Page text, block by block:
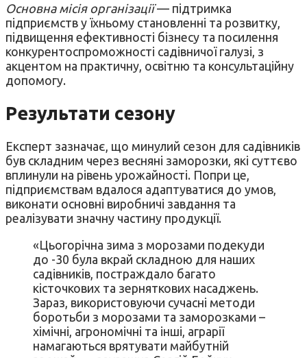
Основна місія організації— підтримка
підприємств у їхньому становленні та розвитку,
підвищення ефективності бізнесу та посилення
конкурентоспроможності садівничої галузі, з
акцентом на практичну, освітню та консультаційну
допомогу.
Результати сезону
Експерт зазначає, що минулий сезон для садівників
був складним через весняні заморозки, які суттєво
вплинули на рівень урожайності. Попри це,
підприємствам вдалося адаптуватися до умов,
виконати основні виробничі завдання та
реалізувати значну частину продукції.
«Цьогорічна зима з морозами подекуди
до -30 була вкрай складною для наших
садівників, постраждало багато
кісточкових та зерняткових насаджень.
Зараз, використовуючи сучасні методи
боротьби з морозами та заморозками –
хімічні, агрономічні та інші, аграрії
намагаються врятувати майбутній